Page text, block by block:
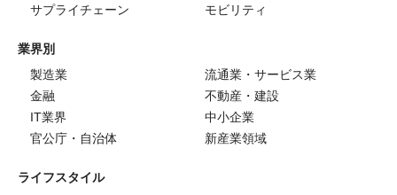
サプライチェーン
モビリティ
業界別
製造業
流通業・サービス業
金融
不動産・建設
IT業界
中小企業
官公庁・自治体
新産業領域
ライフスタイル